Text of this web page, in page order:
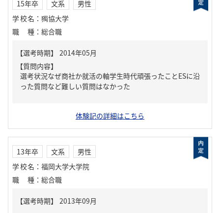
15年卒 文系
男性
学校名 ： 獨協大学
職種 ： 総合職
【質問内容】
選考状況なぜ商社か就活の軸学生時代頑張ったことESに沿
った質問など難しい質問はなかった
体験記の詳細はこちら
13年卒 文系
男性
学校名 ： 福岡大学大学院
職種 ： 総合職